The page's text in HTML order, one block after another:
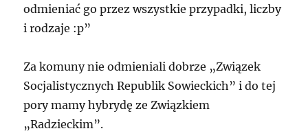
odmieniać go przez wszystkie przypadki, liczby
i rodzaje :p”
Za komuny nie odmieniali dobrze „Związek
Socjalistycznych Republik Sowieckich” i do tej
pory mamy hybrydę ze Związkiem
„Radzieckim”.